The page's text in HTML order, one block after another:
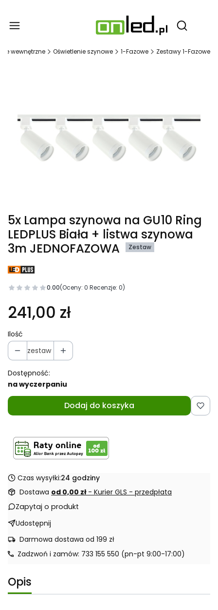
Otwórz
wewnętrzne Oświetlenie szynowe 1-Fazowe Zestawy 1-Fazowe
5x Lampa szynowa na GU10 Ring
LEDPLUS Biała + listwa szynowa
3m JEDNOFAZOWA
Zestaw
0.00(Oceny: 0 Recenzje: 0)
241,00 zł
Ilość
zestaw
Dostępność:
na wyczerpaniu
Dodaj do koszyka
Czas wysyłki:24 godziny
Dostawa od 0,00 zł - Kurier GLS - przedpłata
Zapytaj o produkt
Udostępnij
Darmowa dostawa od 199 zł
Zadzwoń i zamów: 733 155 550 (pn-pt 9:00-17:00)
Opis